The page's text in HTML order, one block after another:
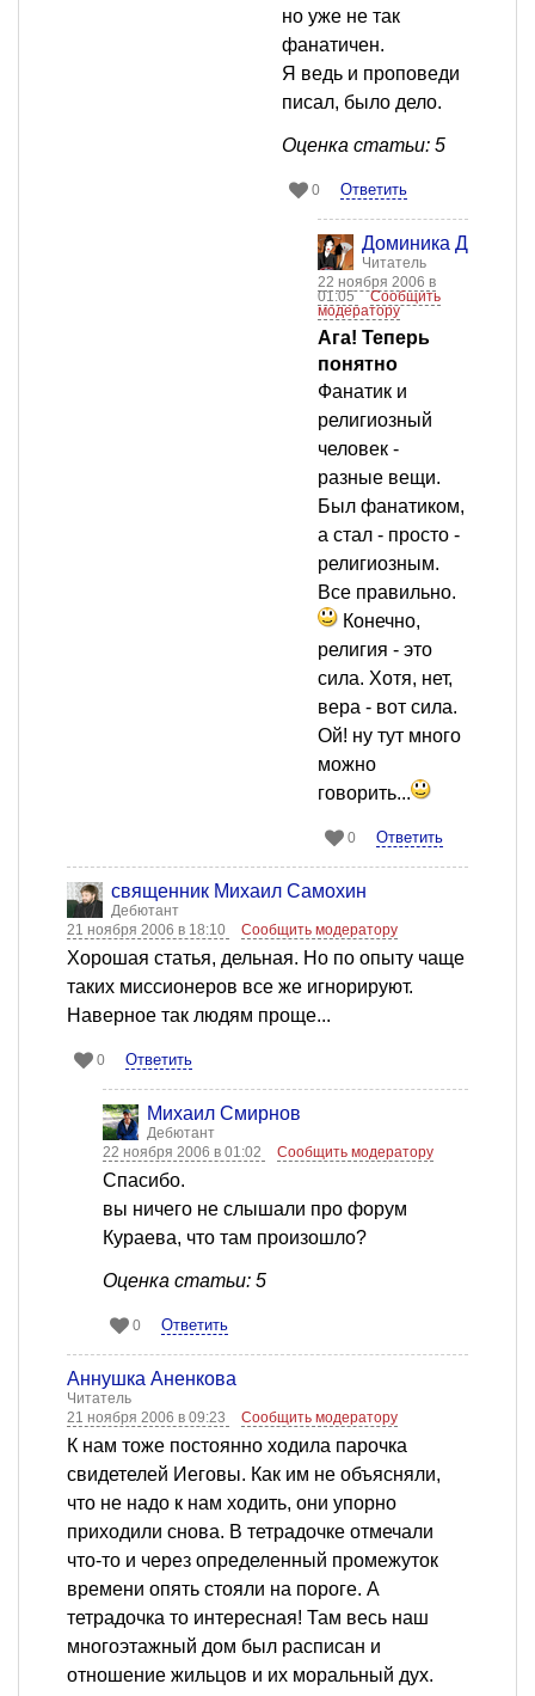
но уже не так
фанатичен.
Я ведь и проповеди
писал, было дело.
Оценка статьи: 5
0 Ответить
Доминика Д
Читатель
22 ноября 2006 в
01:05
Сообщить
модератору
Ага! Теперь
понятно
Фанатик и
религиозный
человек -
разные вещи.
Был фанатиком,
а стал - просто -
религиозным.
Все правильно.
Конечно,
религия - это
сила. Хотя, нет,
вера - вот сила.
Ой! ну тут много
можно
говорить...
0 Ответить
священник Михаил Самохин
Дебютант
21 ноября 2006 в 18:10
Сообщить модератору
Хорошая статья, дельная. Но по опыту чаще
таких миссионеров все же игнорируют.
Наверное так людям проще...
0 Ответить
Михаил Смирнов
Дебютант
22 ноября 2006 в 01:02
Сообщить модератору
Спасибо.
вы ничего не слышали про форум
Кураева, что там произошло?
Оценка статьи: 5
0 Ответить
Аннушка Аненкова
Читатель
21 ноября 2006 в 09:23
Сообщить модератору
К нам тоже постоянно ходила парочка
свидетелей Иеговы. Как им не объясняли,
что не надо к нам ходить, они упорно
приходили снова. В тетрадочке отмечали
что-то и через определенный промежуток
времени опять стояли на пороге. А
тетрадочка то интересная! Там весь наш
многоэтажный дом был расписан и
отношение жильцов и их моральный дух.